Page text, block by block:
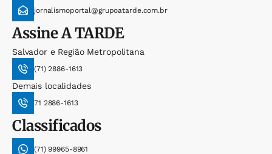
jornalismoportal@grupoatarde.com.br
AssineA TARDE
Salvador e Região Metropolitana
(71) 2886-1613
Demais localidades
71 2886-1613
Classificados
(71) 99965-8961